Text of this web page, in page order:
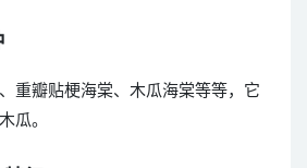
重瓣贴梗海棠、木瓜海棠等等，它
瓜。